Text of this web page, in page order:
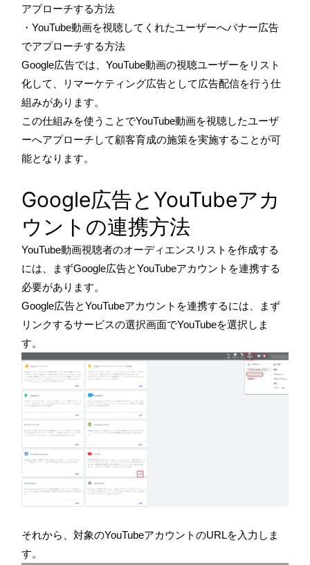
アプローチする方法
・YouTube動画を視聴してくれたユーザーへバナー広告
でアプローチする方法
Google広告では、YouTube動画の視聴ユーザーをリスト
化して、リマーケティング広告として広告配信を行う仕
組みがあります。
この仕組みを使うことでYouTube動画を視聴したユーザ
ーへアプローチして顧客育成の施策を実施することが可
能となります。
Google広告とYouTubeアカ
ウントの連携方法
YouTube動画視聴者のオーディエンスリストを作成する
には、まずGoogle広告とYouTubeアカウントを連携する
必要があります。
Google広告とYouTubeアカウントを連携するには、まず
リンクするサービスの選択画面でYouTubeを選択しま
す。
それから、対象のYouTubeアカウントのURLを入力しま
す。